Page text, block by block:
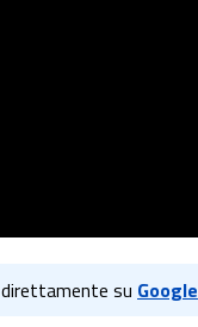
direttamente su Google